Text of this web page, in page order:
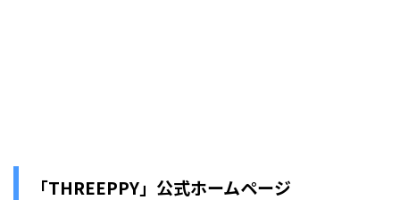
「THREEPPY」公式ホームページ